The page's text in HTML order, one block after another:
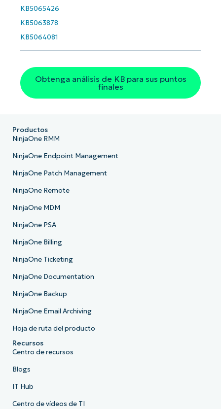
KB5065426
KB5063878
KB5064081
Obtenga análisis de KB para sus puntos
finales
Productos
NinjaOne RMM
NinjaOne Endpoint Management
NinjaOne Patch Management
NinjaOne Remote
NinjaOne MDM
NinjaOne PSA
NinjaOne Billing
NinjaOne Ticketing
NinjaOne Documentation
NinjaOne Backup
NinjaOne Email Archiving
Hoja de ruta del producto
Recursos
Centro de recursos
Blogs
IT Hub
Centro de vídeos de TI